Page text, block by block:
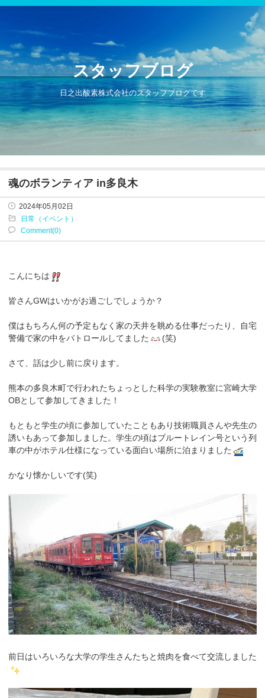
スタッフブログ
日之出酸素株式会社のスタッフブログです
魂のボランティア in多良木
2024年05月02日
日常（イベント）
Comment(0)
こんにちは
皆さんGWはいかがお過ごしでしょうか？
僕はもちろん何の予定もなく家の天井を眺める仕事だったり、自宅
警備で家の中をパトロールしてました
(笑)
さて、話は少し前に戻ります。
熊本の多良木町で行われたちょっとした科学の実験教室に宮崎大学
OBとして参加してきました！
もともと学生の頃に参加していたこともあり技術職員さんや先生の
誘いもあって参加しました。学生の頃はブルートレイン号という列
車の中がホテル仕様になっている面白い場所に泊まりました
かなり懐かしいです(笑)
前日はいろいろな大学の学生さんたちと焼肉を食べて交流しました